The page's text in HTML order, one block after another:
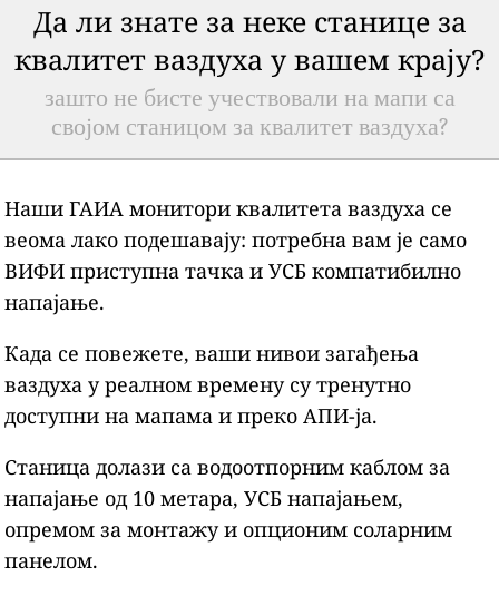
Да ли знате за неке станице за
квалитет ваздуха у вашем крају?
зашто не бисте учествовали на мапи са
својом станицом за квалитет ваздуха?
Наши ГАИА монитори квалитета ваздуха се
веома лако подешавају: потребна вам је само
ВИФИ приступна тачка и УСБ компатибилно
напајање.
Када се повежете, ваши нивои загађења
ваздуха у реалном времену су тренутно
доступни на мапама и преко АПИ-ја.
Станица долази са водоотпорним каблом за
напајање од 10 метара, УСБ напајањем,
опремом за монтажу и опционим соларним
панелом.